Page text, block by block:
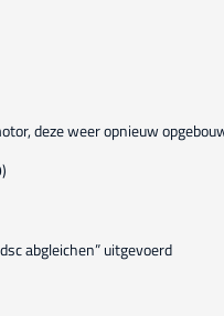
deze weer opnieuw
abgleichen” uitgevoerd